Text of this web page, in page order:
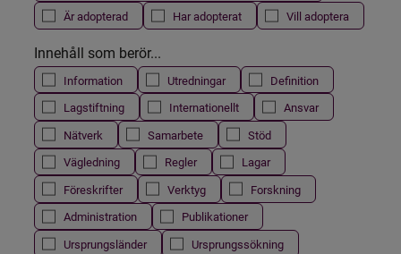
Är adopterad
Har adopterat Vill adoptera
Innehåll som berör...
Information Utredningar
Definition
Lagstiftning
Internationellt
Ansvar
Nätverk
Samarbete
Stöd
Vägledning
Regler
Lagar
Föreskrifter
Verktyg
Forskning
Administration
Publikationer
Ursprungsländer
Ursprungssökning